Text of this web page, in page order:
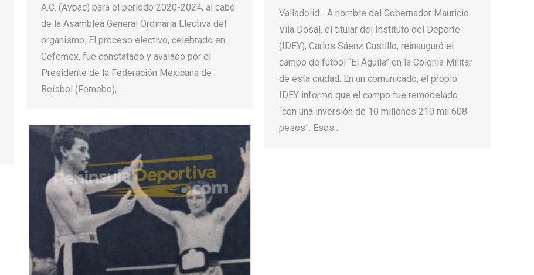
A.C. (Aybac) para el período 2020-2024, al cabo
de la Asamblea General Ordinaria Electiva del
organismo. El proceso electivo, celebrado en
Cefemex, fue constatado y avalado por el
Presidente de la Federación Mexicana de
Beisbol (Femebe),…
Valladolid.- A nombre del Gobernador Mauricio
Vila Dosal, el titular del Instituto del Deporte
(IDEY), Carlos Sáenz Castillo, reinauguró el
campo de fútbol “El Águila” en la Colonia Militar
de esta ciudad. En un comunicado, el propio
IDEY informó que el campo fue remodelado
“con una inversión de 10 millones 210 mil 608
pesos”. Esos…